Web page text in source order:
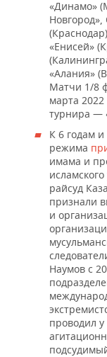
«Динамо»
«Енисей»
«Алания»
Матчи 1/8
марта
турнира —
К 6 годам
режима
имама и
райсуд
признали
и
Наумов с
проводил